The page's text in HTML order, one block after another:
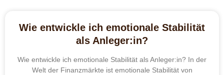
Wie entwickle ich emotionale Stabilität
als Anleger:in?
Wie entwickle ich emotionale Stabilität als Anleger:in? In der
Welt der Finanzmärkte ist emotionale Stabilität von